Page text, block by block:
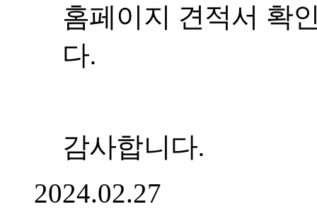
홈페이지 견적서 확
다.
감사합니다.
2024.02.27